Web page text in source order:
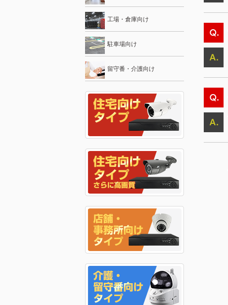
工場・倉庫向け
駐車場向け
留守番・介護向け